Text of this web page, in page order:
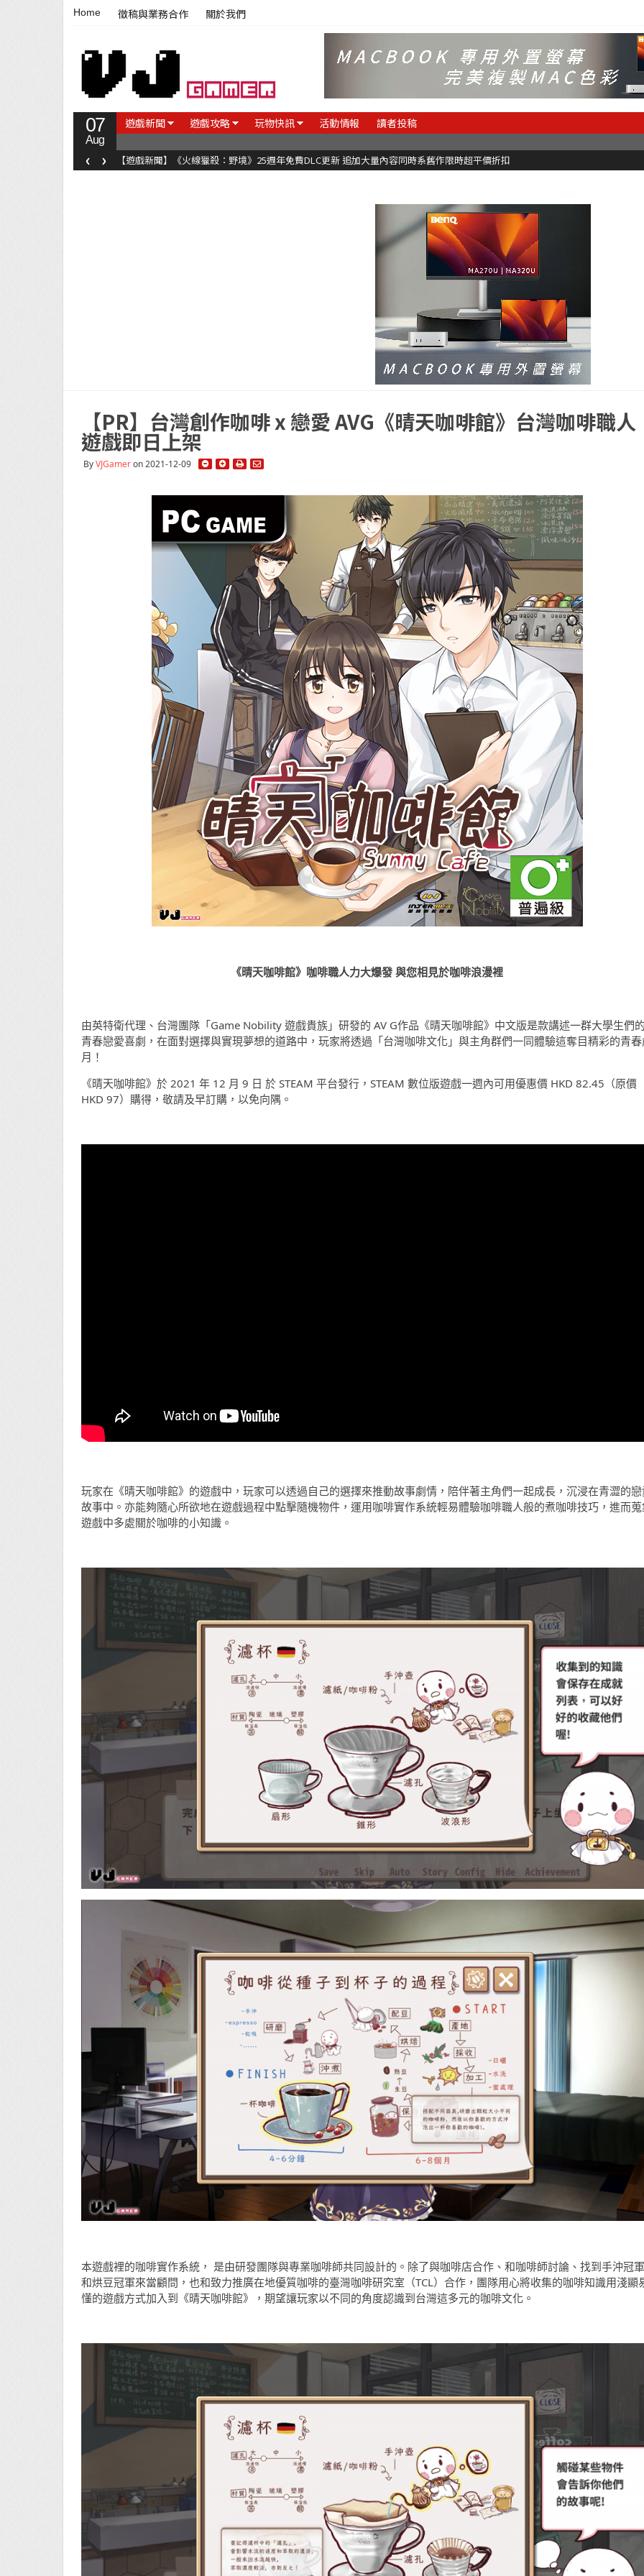
Home 徵稿與業務合作 關於我們
07
Aug
遊戲新聞 遊戲攻略 玩物快訊 活動情報 讀者投稿
【遊戲新聞】《火線獵殺：野境》25週年免費DLC更新 追加大量內容同時系舊作限時超平價折扣
‹ ›
【PR】台灣創作咖啡 x 戀愛 AVG《晴天咖啡館》台灣咖啡職人
遊戲即日上架
ByVJGameron 2021-12-09
《晴天咖啡館》咖啡職人力大爆發 與您相見於咖啡浪漫裡
由英特衛代理、台灣團隊「Game Nobility 遊戲貴族」研發的 AV G作品《晴天咖啡館》中文版是款講述一群大學生們
青春戀愛喜劇，在面對選擇與實現夢想的道路中，玩家將透過「台灣咖啡文化」與主角群們一同體驗這奪目精彩的青
月！
《晴天咖啡館》於 2021 年 12 月 9 日 於 STEAM 平台發行，STEAM 數位版遊戲一週內可用優惠價 HKD 82.45（原價
HKD 97）購得，敬請及早訂購，以免向隅。
玩家在《晴天咖啡館》的遊戲中，玩家可以透過自己的選擇來推動故事劇情，陪伴著主角們一起成長，沉浸在青澀的
故事中。亦能夠隨心所欲地在遊戲過程中點擊隨機物件，運用咖啡實作系統輕易體驗咖啡職人般的煮咖啡技巧，進而
遊戲中多處關於咖啡的小知識。
本遊戲裡的咖啡實作系統， 是由研發團隊與專業咖啡師共同設計的。除了與咖啡店合作、和咖啡師討論、找到手沖冠軍
和烘豆冠軍來當顧問，也和致力推廣在地優質咖啡的臺灣咖啡研究室（TCL）合作，團隊用心將收集的咖啡知識用淺顯
懂的遊戲方式加入到《晴天咖啡館》，期望讓玩家以不同的角度認識到台灣這多元的咖啡文化。